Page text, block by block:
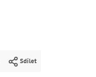
Sdílet